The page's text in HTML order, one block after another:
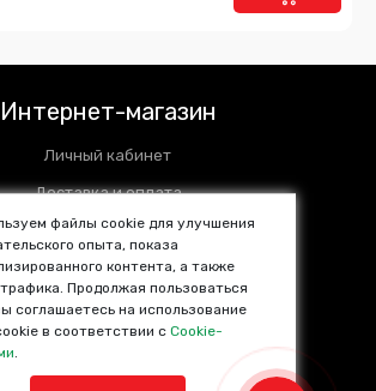
Интернет-магазин
Личный кабинет
Доставка и оплата
Установочные центры
Контакты
SALE %
Популярные товары
файлы cookie для улучшения
опыта, показа
контента, а также
Продолжая пользоваться
соглашаетесь на использование
в соответствии сCookie-
.